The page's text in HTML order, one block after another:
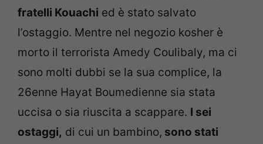
fratelli Kouachi ed è stato salvato
l’ostaggio. Mentre nel negozio kosher è
morto il terrorista Amedy Coulibaly, ma ci
sono molti dubbi se la sua complice, la
26enne Hayat Boumedienne sia stata
uccisa o sia riuscita a scappare. I sei
ostaggi, di cui un bambino, sono stati